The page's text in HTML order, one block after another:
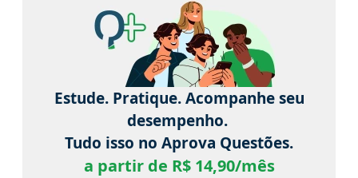
Estude. Pratique. Acompanhe seu
desempenho.
Tudo isso no Aprova Questões.
a partir de R$ 14,90/mês